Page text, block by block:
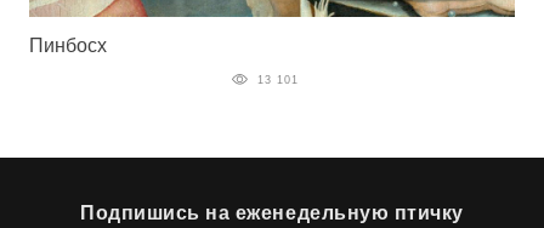
Пинбосх
13 101
Подпишись на еженедельную птичку